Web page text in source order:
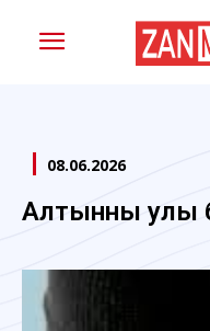
08.06.2026
Алтынның улы